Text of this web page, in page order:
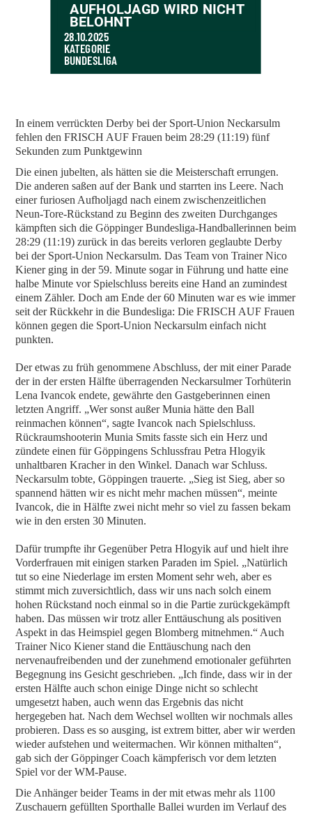
AUFHOLJAGD WIRD NICHT
BELOHNT
28.10.2025
KATEGORIE
BUNDESLIGA
In einem verrückten Derby bei der Sport-Union Neckarsulm
fehlen den FRISCH AUF Frauen beim 28:29 (11:19) fünf
Sekunden zum Punktgewinn
Die einen jubelten, als hätten sie die Meisterschaft errungen.
Die anderen saßen auf der Bank und starrten ins Leere. Nach
einer furiosen Aufholjagd nach einem zwischenzeitlichen
Neun-Tore-Rückstand zu Beginn des zweiten Durchganges
kämpften sich die Göppinger Bundesliga-Handballerinnen beim
28:29 (11:19) zurück in das bereits verloren geglaubte Derby
bei der Sport-Union Neckarsulm. Das Team von Trainer Nico
Kiener ging in der 59. Minute sogar in Führung und hatte eine
halbe Minute vor Spielschluss bereits eine Hand an zumindest
einem Zähler. Doch am Ende der 60 Minuten war es wie immer
seit der Rückkehr in die Bundesliga: Die FRISCH AUF Frauen
können gegen die Sport-Union Neckarsulm einfach nicht
punkten.
Der etwas zu früh genommene Abschluss, der mit einer Parade
der in der ersten Hälfte überragenden Neckarsulmer Torhüterin
Lena Ivancok endete, gewährte den Gastgeberinnen einen
letzten Angriff. „Wer sonst außer Munia hätte den Ball
reinmachen können“, sagte Ivancok nach Spielschluss.
Rückraumshooterin Munia Smits fasste sich ein Herz und
zündete einen für Göppingens Schlussfrau Petra Hlogyik
unhaltbaren Kracher in den Winkel. Danach war Schluss.
Neckarsulm tobte, Göppingen trauerte. „Sieg ist Sieg, aber so
spannend hätten wir es nicht mehr machen müssen“, meinte
Ivancok, die in Hälfte zwei nicht mehr so viel zu fassen bekam
wie in den ersten 30 Minuten.
Dafür trumpfte ihr Gegenüber Petra Hlogyik auf und hielt ihre
Vorderfrauen mit einigen starken Paraden im Spiel. „Natürlich
tut so eine Niederlage im ersten Moment sehr weh, aber es
stimmt mich zuversichtlich, dass wir uns nach solch einem
hohen Rückstand noch einmal so in die Partie zurückgekämpft
haben. Das müssen wir trotz aller Enttäuschung als positiven
Aspekt in das Heimspiel gegen Blomberg mitnehmen.“ Auch
Trainer Nico Kiener stand die Enttäuschung nach den
nervenaufreibenden und der zunehmend emotionaler geführten
Begegnung ins Gesicht geschrieben. „Ich finde, dass wir in der
ersten Hälfte auch schon einige Dinge nicht so schlecht
umgesetzt haben, auch wenn das Ergebnis das nicht
hergegeben hat. Nach dem Wechsel wollten wir nochmals alles
probieren. Dass es so ausging, ist extrem bitter, aber wir werden
wieder aufstehen und weitermachen. Wir können mithalten“,
gab sich der Göppinger Coach kämpferisch vor dem letzten
Spiel vor der WM-Pause.
Die Anhänger beider Teams in der mit etwas mehr als 1100
Zuschauern gefüllten Sporthalle Ballei wurden im Verlauf des